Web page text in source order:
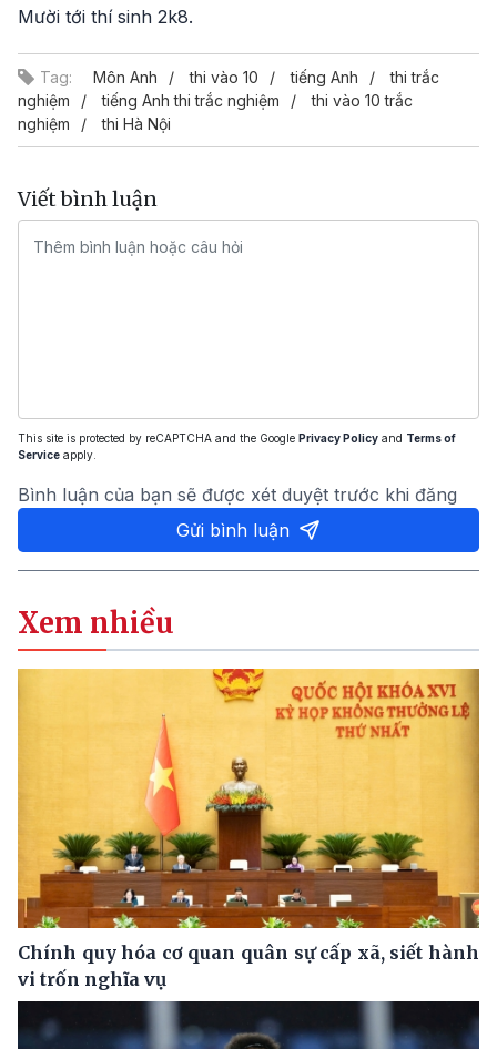
Mười tới thí sinh 2k8.
Tag: Môn Anh thi vào 10 tiếng Anh
thi trắc
nghiệm
tiếng Anh thi trắc nghiệm
thi vào 10 trắc
nghiệm
thi Hà Nội
Viết bình luận
This site is protected by reCAPTCHA and the Google Privacy Policy and Terms of
Service apply.
Bình luận của bạn sẽ được xét duyệt trước khi đăng
Gửi bình luận
Xem nhiều
Chính quy hóa cơ quan quân sự cấp xã, siết hành
vi trốn nghĩa vụ